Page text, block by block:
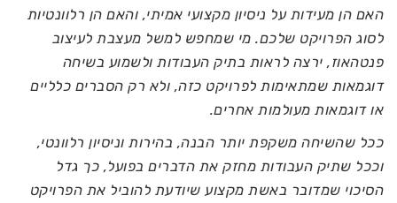
האם הן מעידות על ניסיון מקצועי אמיתי, והאם הן רלוונטיות
לסוג הפרויקט שלכם. מי שמחפש למשל מעצבת לעיצוב
פנטהאוז, ירצה לראות בתיק העבודות ולשמוע בשיחה
דוגמאות שמתאימות לפרויקט כזה, ולא רק הסברים כלליים
או דוגמאות מעולמות אחרים.
ככל שהשיחה משקפת יותר הבנה, בהירות וניסיון רלוונטי,
וככל שתיק העבודות מחזק את הדברים בפועל, כך גדל
הסיכוי שמדובר באשת מקצוע שיודעת להוביל את הפרויקט